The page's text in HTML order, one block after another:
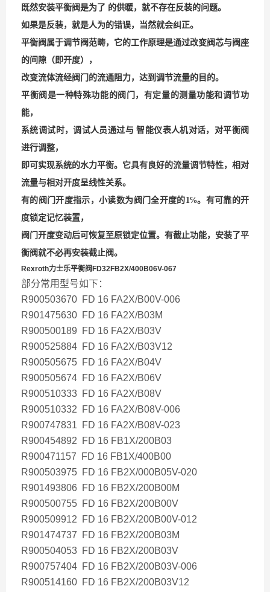
既然安装平衡阀是为了 的供暖，就不存在反装的问题。
如果是反装，就是人为的错误，当然就会纠正。
平衡阀属于调节阀范畴，它的工作原理是通过改变阀芯与阀座
的间隙（即开度），
改变流体流经阀门的流通阻力，达到调节流量的目的。
平衡阀是一种特殊功能的阀门，有定量的测量功能和调节功
能，
系统调试时，调试人员通过与 智能仪表人机对话，对平衡阀
进行调整，
即可实现系统的水力平衡。它具有良好的流量调节特性，相对
流量与相对开度呈线性关系。
有的阀门开度指示，小读数为阀门全开度的1℅。有可靠的开
度锁定记忆装置，
阀门开度变动后可恢复至原锁定位置。有截止功能，安装了平
衡阀就不必再安装截止阀。
Rexroth力士乐平衡阀FD32FB2X/400B06V-067
部分常用型号如下：
R900503670 FD 16 FA2X/B00V-006
R901475630 FD 16 FA2X/B03M
R900500189 FD 16 FA2X/B03V
R900525884 FD 16 FA2X/B03V12
R900505675 FD 16 FA2X/B04V
R900505674 FD 16 FA2X/B06V
R900510333 FD 16 FA2X/B08V
R900510332 FD 16 FA2X/B08V-006
R900747831 FD 16 FA2X/B08V-023
R900454892 FD 16 FB1X/200B03
R900471157 FD 16 FB1X/400B00
R900503975 FD 16 FB2X/000B05V-020
R901493806 FD 16 FB2X/200B00M
R900500755 FD 16 FB2X/200B00V
R900509912 FD 16 FB2X/200B00V-012
R901474737 FD 16 FB2X/200B03M
R900504053 FD 16 FB2X/200B03V
R900757404 FD 16 FB2X/200B03V-006
R900514160 FD 16 FB2X/200B03V12